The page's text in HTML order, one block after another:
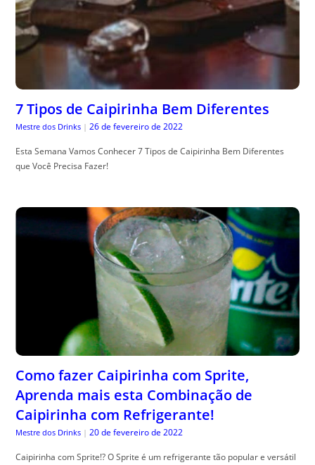
7 Tipos de Caipirinha Bem Diferentes
Mestre dos Drinks | 26 de fevereiro de 2022
Esta Semana Vamos Conhecer 7 Tipos de Caipirinha Bem Diferentes
que Você Precisa Fazer!
Como fazer Caipirinha com Sprite,
Aprenda mais esta Combinação de
Caipirinha com Refrigerante!
Mestre dos Drinks | 20 de fevereiro de 2022
Caipirinha com Sprite!? O Sprite é um refrigerante tão popular e versátil